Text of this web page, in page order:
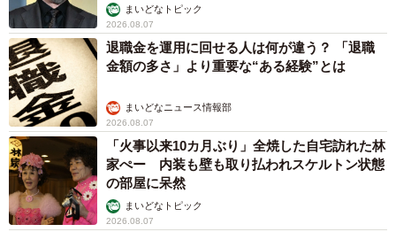
保護ボランティアグループのメンバーは「人間に見捨てられた犬猫が巡
り巡ってAさんの自宅で山積みになって死んでいたのです」と訴える（イ
メージ画像）
動物の多頭飼育崩壊を招く根本は「見捨てる人間
がいるから」
まいどなトピック
2026.08.07
退職金を運用に回せる人は何が違う？ 「退職
金額の多さ」より重要な“ある経験”とは
まいどなニュース情報部
2026.08.07
「火事以来10カ月ぶり」全焼した自宅訪れた林
家ぺー 内装も壁も取り払われスケルトン状態
の部屋に呆然
まいどなトピック
2026.08.07